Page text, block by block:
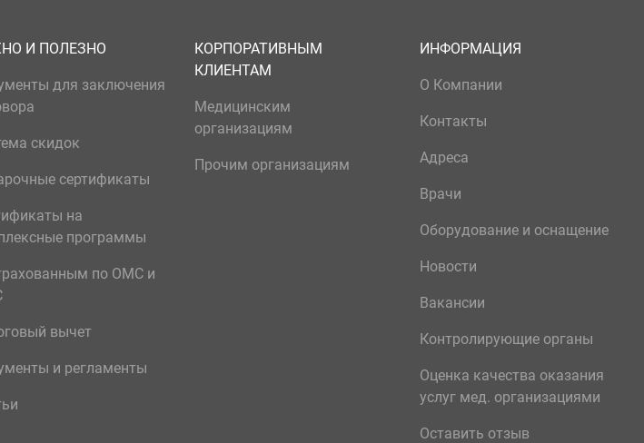
И ПОЛЕЗНО
для заключения
скидок
сертификаты
на
программы
по ОМС и
вычет
и регламенты
КОРПОРАТИВНЫМ
КЛИЕНТАМ
Медицинским
организациям
Прочим организациям
ИНФОРМАЦИЯ
О Компании
Контакты
Адреса
Врачи
Оборудование и оснащение
Новости
Вакансии
Контролирующие органы
Оценка качества оказания
услуг мед. организациями
Оставить отзыв